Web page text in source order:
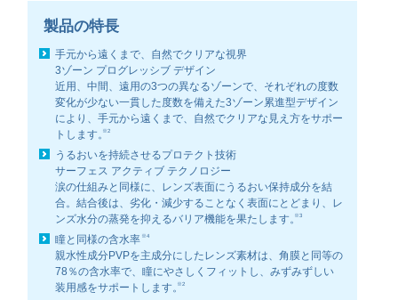
製品の特長
手元から遠くまで、自然でクリアな視界
3ゾーン プログレッシブ デザイン
近用、中間、遠用の3つの異なるゾーンで、それぞれの度数
変化が少ない一貫した度数を備えた3ゾーン累進型デザイン
により、手元から遠くまで、自然でクリアな見え方をサポー
トします。
※2
うるおいを持続させるプロテクト技術
サーフェス アクティブ テクノロジー
涙の仕組みと同様に、レンズ表面にうるおい保持成分を結
合。結合後は、劣化・減少することなく表面にとどまり、レ
ンズ水分の蒸発を抑えるバリア機能を果たします。
※3
瞳と同様の含水率 ※4
親水性成分PVPを主成分にしたレンズ素材は、角膜と同等の
78％の含水率で、瞳にやさしくフィットし、みずみずしい
装用感をサポート します。
※2